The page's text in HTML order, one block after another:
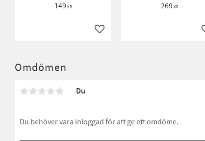
Omdömen
Du
och lanolin
149KR
Lägg till i favoriter
269KR